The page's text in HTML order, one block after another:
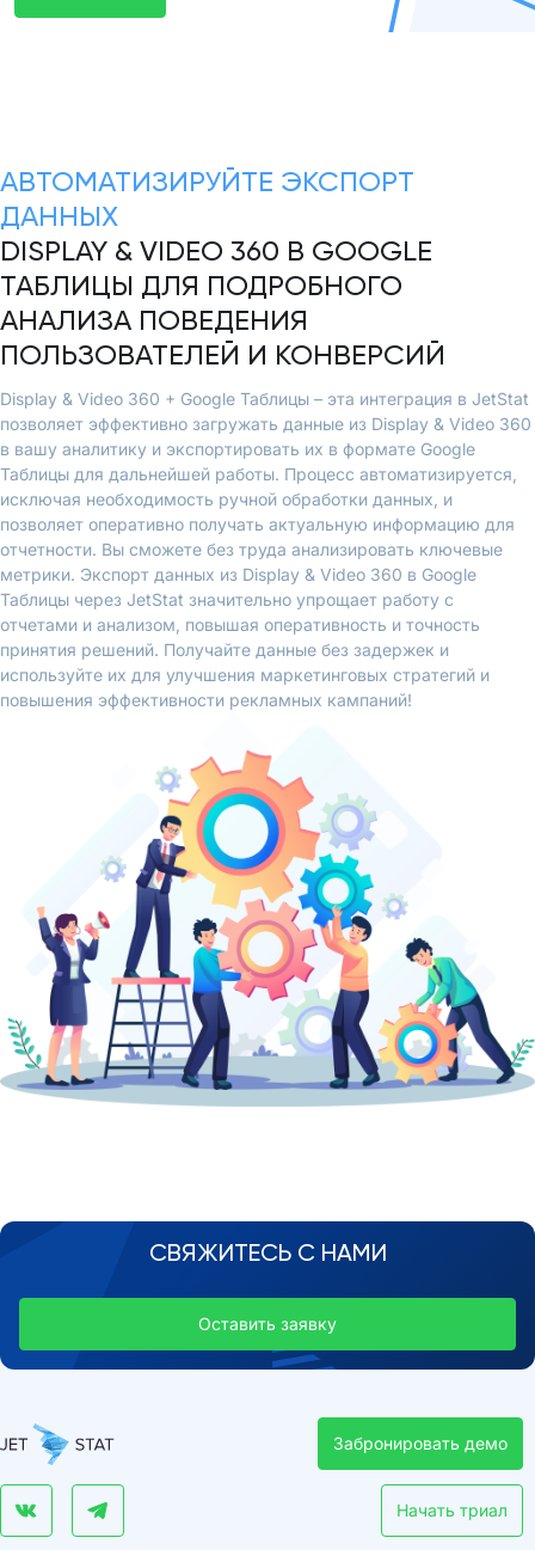
АВТОМАТИЗИРУЙТЕ ЭКСПОРТ
ДАННЫХ
DISPLAY & VIDEO 360 В GOOGLE
ТАБЛИЦЫ ДЛЯ ПОДРОБНОГО
АНАЛИЗА ПОВЕДЕНИЯ
ПОЛЬЗОВАТЕЛЕЙ И КОНВЕРСИЙ
Display & Video 360 + Google Таблицы – эта интеграция в JetStat
позволяет эффективно загружать данные из Display & Video 360
в вашу аналитику и экспортировать их в формате Google
Таблицы для дальнейшей работы. Процесс автоматизируется,
исключая необходимость ручной обработки данных, и
позволяет оперативно получать актуальную информацию для
отчетности. Вы сможете без труда анализировать ключевые
метрики. Экспорт данных из Display & Video 360 в Google
Таблицы через JetStat значительно упрощает работу с
отчетами и анализом, повышая оперативность и точность
принятия решений. Получайте данные без задержек и
используйте их для улучшения маркетинговых стратегий и
повышения эффективности рекламных кампаний!
СВЯЖИТЕСЬ С НАМИ
Оставить заявку
Забронировать демо
Начать триал